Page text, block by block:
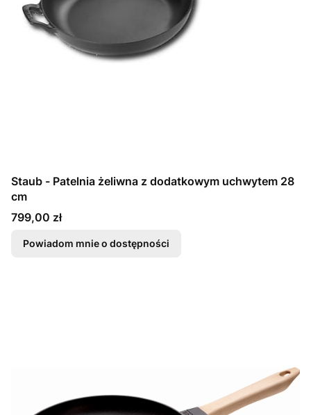
Staub - Patelnia żeliwna z dodatkowym uchwytem 28
cm
Cena
799,00 zł
Powiadom mnie o dostępności